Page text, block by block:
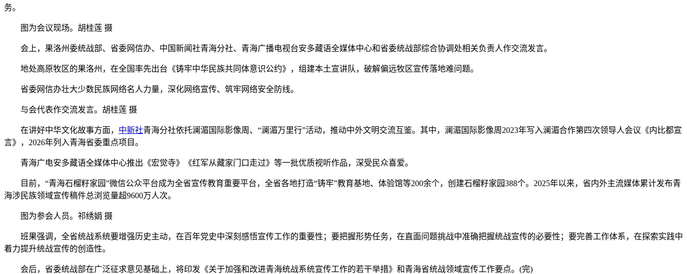
务。
图为会议现场。胡桂莲 摄
会上，果洛州委统战部、省委网信办、中国新闻社青海分社、青海广播电视台安多藏语全媒体中心和省委统战部综合协调处相关负责人作交流发言。
地处高原牧区的果洛州，在全国率先出台《铸牢中华民族共同体意识公约》，组建本土宣讲队，破解偏远牧区宣传落地难问题。
省委网信办壮大少数民族网络名人力量，深化网络宣传、筑牢网络安全防线。
与会代表作交流发言。胡桂莲 摄
在讲好中华文化故事方面， 中新社青海分社依托澜湄国际影像周、“澜湄万里行”活动，推动中外文明交流互鉴。其中，澜湄国际影像周2023年写入澜湄合作第四次领导人会议《内比都宣
言》，2026年列入青海省委重点项目。
青海广电安多藏语全媒体中心推出《宏觉寺》《红军从藏家门口走过》等一批优质视听作品，深受民众喜爱。
目前，“青海石榴籽家园”微信公众平台成为全省宣传教育重要平台，全省各地打造“铸牢”教育基地、体验馆等200余个，创建石榴籽家园388个。2025年以来，省内外主流媒体累计发布青
海涉民族领域宣传稿件总浏览量超9600万人次。
图为参会人员。祁绣娟 摄
班果强调，全省统战系统要增强历史主动，在百年党史中深刻感悟宣传工作的重要性；要把握形势任务，在直面问题挑战中准确把握统战宣传的必要性；要完善工作体系，在探索实践中
着力提升统战宣传的创造性。
会后，省委统战部在广泛征求意见基础上，将印发《关于加强和改进青海统战系统宣传工作的若干举措》和青海省统战领域宣传工作要点。(完)